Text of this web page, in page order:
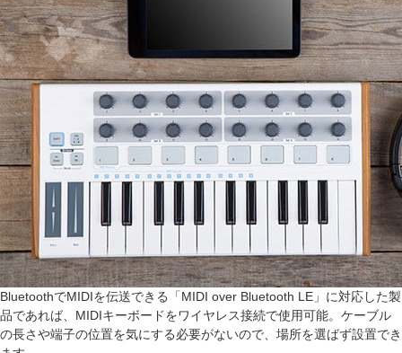
BluetoothでMIDIを伝送できる「MIDI over Bluetooth LE」に対応した製
品であれば、MIDIキーボードをワイヤレス接続で使用可能。ケーブル
の長さや端子の位置を気にする必要がないので、場所を選ばず設置でき